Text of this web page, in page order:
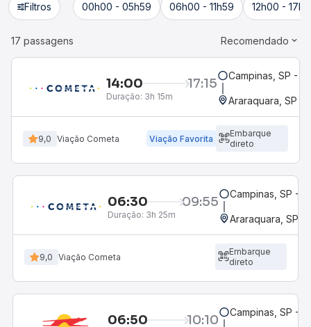
Filtros 00h00 - 05h59 06h00 - 11h59 12h00 -
17 passagens Recomendado
14:00 17:15
Duração: 3h 15m
Campinas, SP -
Araraquara, SP -
9,0 Viação Cometa Viação Favorita
Embarque
direto
06:30 09:55
Duração: 3h 25m
Campinas, SP -
Araraquara, SP -
9,0 Viação Cometa
Embarque
direto
06:50 10:10 Campinas, SP -